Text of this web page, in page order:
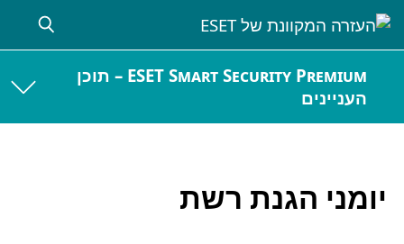
ESET Smart Security Premium – תוכן
העניינים
יומני הגנת רשת